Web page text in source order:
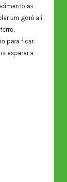
as
um goró ali
para ficar.
esperar a